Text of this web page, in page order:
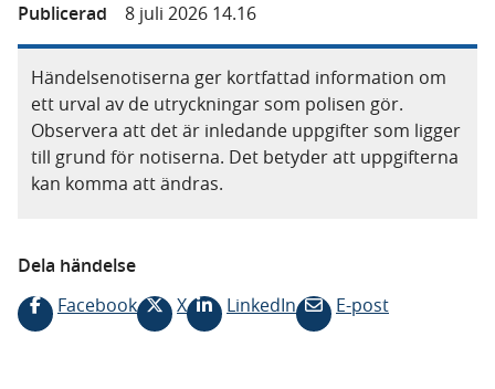
Publicerad
8 juli 2026 14.16
Händelsenotiserna ger kortfattad information om
ett urval av de utryckningar som polisen gör.
Observera att det är inledande uppgifter som ligger
till grund för notiserna. Det betyder att uppgifterna
kan komma att ändras.
Dela händelse
Facebook
X LinkedIn E-post